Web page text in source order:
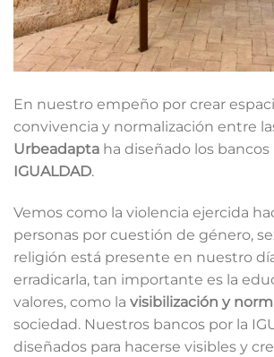
En nuestro empeño por crear
convivencia y normalización entre
Urbeadapta ha diseñado los bancos
IGUALDAD.
Vemos como la violencia ejercida
personas por cuestión de género,
religión está presente en nuestro
erradicarla, tan importante es la
valores, como la visibilización y
sociedad. Nuestros bancos por la
diseñados para hacerse visibles y